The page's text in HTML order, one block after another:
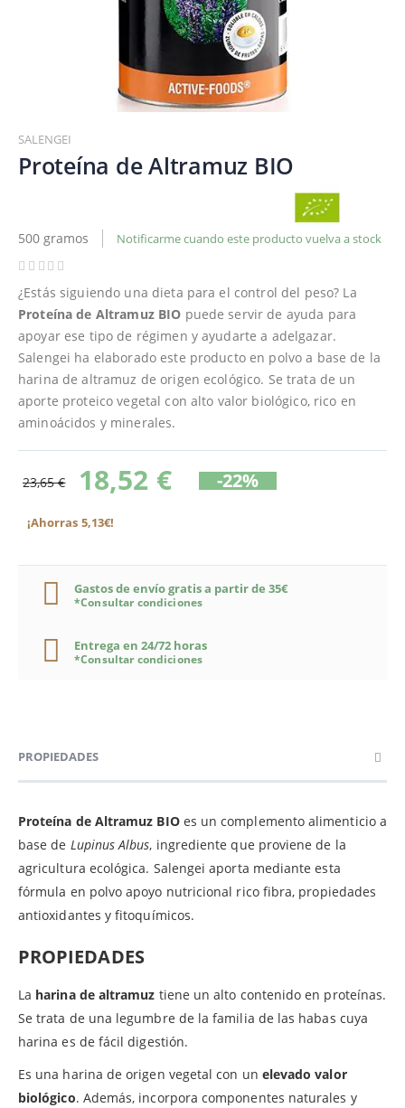
al
comienzo
de
de
SALENGEI
Proteína de Altramuz BIO
500 gramos Notificarme cuando este producto vuelva a stock
¿Estás siguiendo una dieta para el control del peso? La
Proteína de Altramuz BIO puede servir de ayuda para
apoyar ese tipo de régimen y ayudarte a adelgazar.
Salengei ha elaborado este producto en polvo a base de la
harina de altramuz de origen ecológico. Se trata de un
aporte proteico vegetal con alto valor biológico, rico en
aminoácidos y minerales.
23,65 € 18,52 € -22%
¡Ahorras 5,13€!
Gastos de envío gratis a partir de 35€
*Consultar condiciones
Entrega en 24/72 horas
*Consultar condiciones
PROPIEDADES
Proteína de Altramuz BIO es un complemento alimenticio a
base de Lupinus Albus, ingrediente que proviene de la
agricultura ecológica. Salengei aporta mediante esta
fórmula en polvo apoyo nutricional rico fibra, propiedades
antioxidantes y fitoquímicos.
PROPIEDADES
La harina de altramuz tiene un alto contenido en proteínas.
Se trata de una legumbre de la familia de las habas cuya
harina es de fácil digestión.
Es una harina de origen vegetal con un elevado valor
biológico. Además, incorpora componentes naturales y